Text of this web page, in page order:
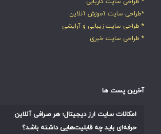
* طراحی سایت کاریابی
*طراحی سایت آموزش آنلاین
* طراحی سایت زیبایی و آرایشی
* طراحی سایت خبری
آخرین پست ها
امکانات سایت ارز دیجیتال؛ هر صرافی آنلاین
حرفه‌ای باید چه قابلیت‌هایی داشته باشد؟